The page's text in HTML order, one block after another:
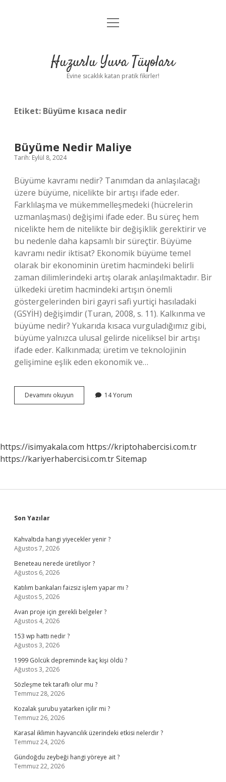
Anasayfa
Yasal Uyarı
menüyü
Huzurlu Yuva Tüyoları
Evine sıcaklık katan pratik fikirler!
Etiket: Büyüme kısaca nedir
Büyüme Nedir Maliye
Tarih: Eylül 8, 2024
Büyüme kavramı nedir? Tanımdan da anlaşılacağı
üzere büyüme, nicelikte bir artışı ifade eder.
Farklılaşma ve mükemmelleşmedeki (hücrelerin
uzmanlaşması) değişimi ifade eder. Bu süreç hem
nicelikte hem de nitelikte bir değişiklik gerektirir ve
bu nedenle daha kapsamlı bir süreçtir. Büyüme
kavramı nedir iktisat? Ekonomik büyüme temel
olarak bir ekonominin üretim hacmindeki belirli
zaman dilimlerindeki artış olarak anlaşılmaktadır. Bir
ülkedeki üretim hacmindeki artışın önemli
göstergelerinden biri gayri safi yurtiçi hasıladaki
(GSYİH) değişimdir (Turan, 2008, s. 11). Kalkınma ve
büyüme nedir? Yukarıda kısaca vurguladığımız gibi,
büyüme yalnızca ulusal gelirde niceliksel bir artışı
ifade eder. Kalkınmada; üretim ve teknolojinin
gelişimine eşlik eden ekonomik ve…
Devamını okuyun Büyüme
Nedir
14 Yorum
https://isimyakala.com https://kriptohabercisi.com.tr
https://kariyerhabercisi.com.trSitemap
Sidebar
Son Yazılar
Kahvaltıda hangi yiyecekler yenir ?
Ağustos 7, 2026
Beneteau nerede üretiliyor ?
Ağustos 6, 2026
Katılım bankaları faizsiz işlem yapar mı ?
Ağustos 5, 2026
Avan proje için gerekli belgeler ?
Ağustos 4, 2026
153 wp hattı nedir ?
Ağustos 3, 2026
1999 Gölcük depreminde kaç kişi öldü ?
Ağustos 3, 2026
Sözleşme tek taraflı olur mu ?
Temmuz 28, 2026
Kozalak şurubu yatarken içilir mi ?
Temmuz 26, 2026
Karasal iklimin hayvancılık üzerindeki etkisi nelerdir ?
Temmuz 24, 2026
Gündoğdu zeybeği hangi yöreye ait ?
Temmuz 22, 2026